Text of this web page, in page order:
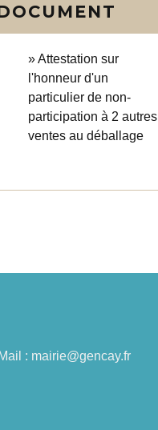
Attestation sur
l'honneur d'un
particulier de non-
participation à 2 autres
ventes au déballage
: mairie@gencay.fr